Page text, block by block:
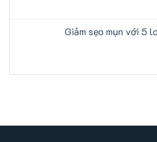
Giảm sẹo mụn với 5